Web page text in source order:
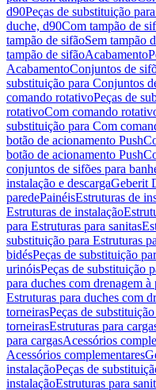
d90Peças de substituição
duche, d90Com tampão de
tampão de sifãoSem tampão
tampão de sifãoAcabamento
AcabamentoConjuntos de
substituição para Conjuntos
comando rotativoPeças de
rotativoCom comando
substituição para Com
botão de acionamento
botão de acionamento
conjuntos de sifões para
instalação e descargaGeberit
paredePainéisEstruturas de
Estruturas de instalação
para Estruturas para sanitas
substituição para Estruturas
bidésPeças de substituição
urinóisPeças de substituição
para duches com drenagem à
Estruturas para duches com
torneirasPeças de
torneirasEstruturas para
para cargasAcessórios
Acessórios complementares
instalaçãoPeças de
instalaçãoEstruturas para